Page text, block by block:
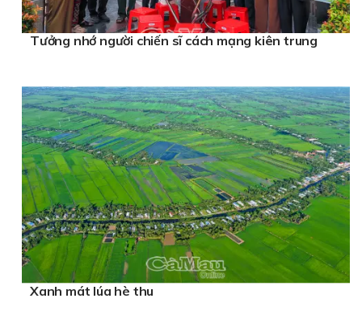
Tưởng nhớ người chiến sĩ cách mạng kiên trung
Xanh mát lúa hè thu